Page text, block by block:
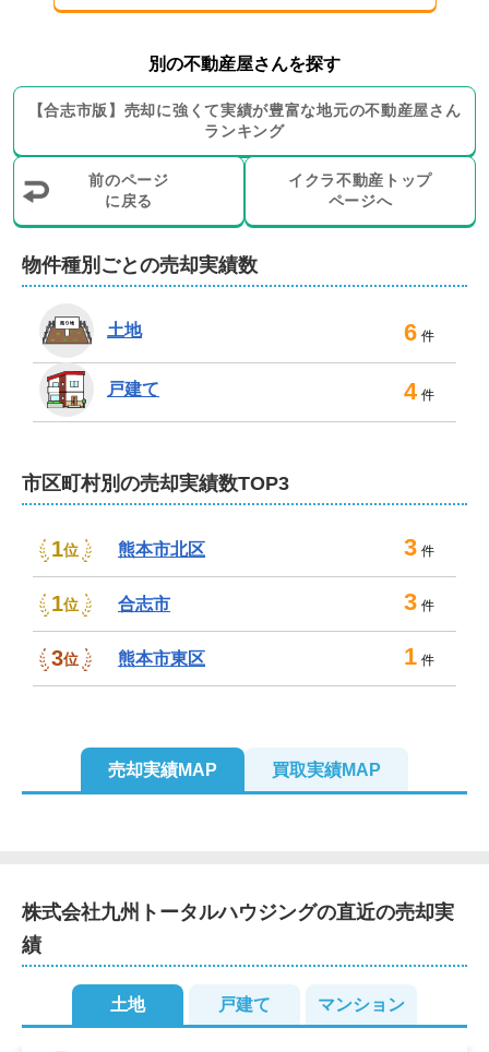
別の不動産屋さんを探す
【合志市版】 売却に強くて実績が豊富な地元の不動産屋さん
ランキング
前のページ
に戻る
イクラ不動産トップ
ページへ
物件種別ごとの売却実績数
土地 6 件
戸建て 4 件
市区町村別の売却実績数TOP3
1位 熊本市北区 3 件
1位 合志市 3 件
3位 熊本市東区 1 件
売却実績MAP 買取実績MAP
株式会社九州トータルハウジングの直近の売却実
績
土地 戸建て マンション